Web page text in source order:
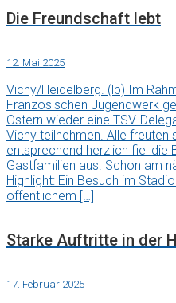
Die Freundschaft lebt
12. Mai 2025
Vichy/Heidelberg. (lb) Im
Französischen Jugendwerk
Ostern wieder eine TSV-
Vichy teilnehmen. Alle freuten
entsprechend herzlich fiel die
Gastfamilien aus. Schon am
Highlight: Ein Besuch im
öffentlichem […]
Starke Auftritte in der
17. Februar 2025